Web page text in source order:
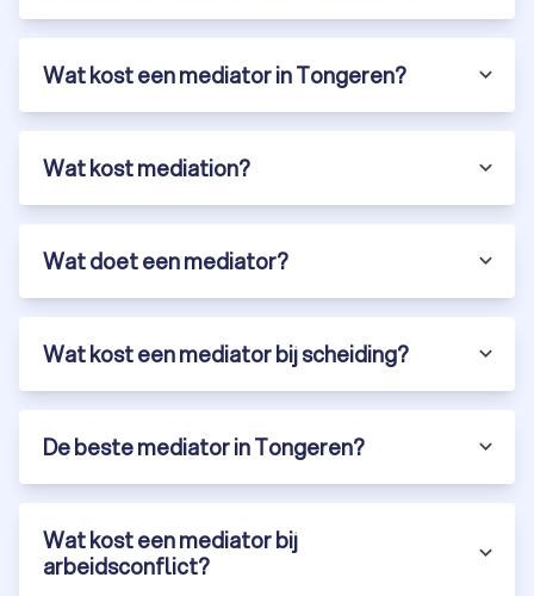
Wat kost een mediator in Tongeren?
Wat kost mediation?
Wat doet een mediator?
Wat kost een mediator bij scheiding?
De beste mediator in Tongeren?
Wat kost een mediator bij
arbeidsconflict?